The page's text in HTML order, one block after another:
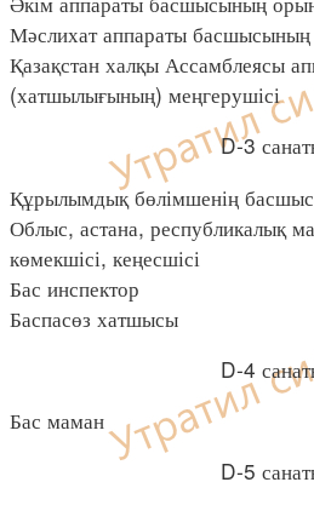
Мәслихат аппараты
Қазақстан халқы Ассамблеясы
(хатшылығының) меңгерушісі
D-3
Құрылымдық бөлімшенің
Облыс, астана, республикалық
көмекшісі, кеңесшісі
Бас инспектор
Баспасөз хатшысы
D-4
Бас маман
D-5